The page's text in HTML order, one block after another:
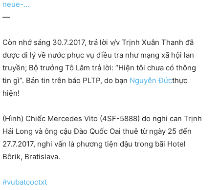
neue-…
—
Còn nhớ sáng 30.7.2017, trả lời v/v Trịnh Xuân Thanh đã
được di lý về nước phục vụ điều tra như mạng xã hội lan
truyền; Bộ trưởng Tô Lâm trả lời: “Hiện tôi chưa có thông
tin gì”. Bản tin trên báo PLTP, do bạn Nguyễn Đứcthực
hiện!
(Hình) Chiếc Mercedes Vito (4SF-5888) do nghi can Trịnh
Hải Long và ông cậu Đào Quốc Oai thuê từ ngày 25 đến
27.7.2017, nghi vấn là phương tiện đậu trong bãi Hotel
Bôrik, Bratislava.
#vubatcoctxt